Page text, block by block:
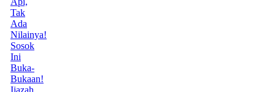
Tak
Ada
Nilainya!
Sosok
Ini
Buka-
Bukaan!
Ijazah